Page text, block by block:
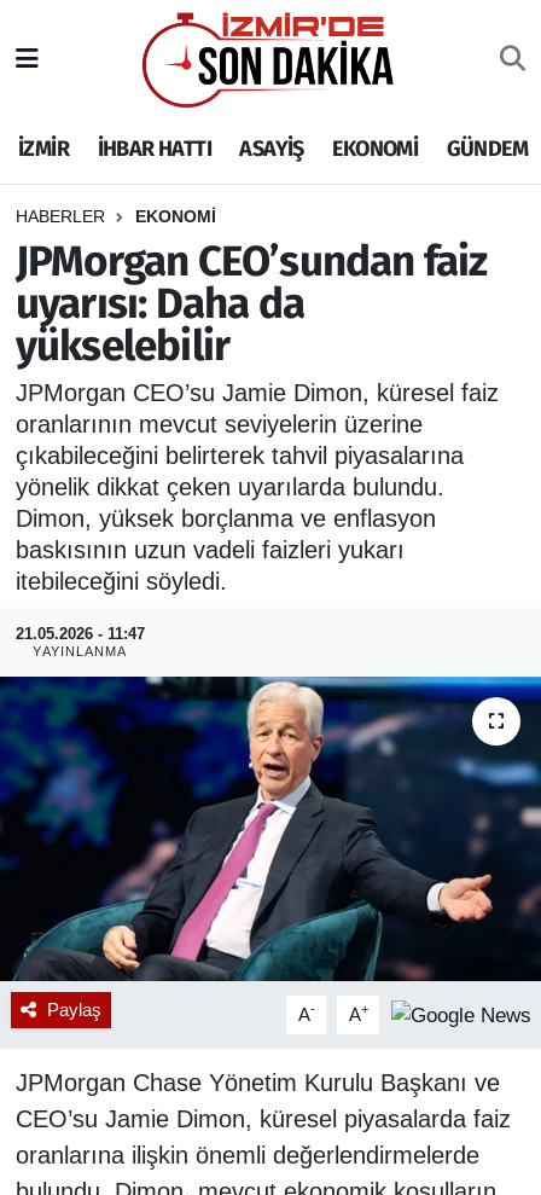
İZMİR İHBAR HATTI ASAYİŞ EKONOMİ GÜNDEM
HABERLER EKONOMİ
JPMorgan CEO’sundan faiz
uyarısı: Daha da
yükselebilir
JPMorgan CEO’su Jamie Dimon, küresel faiz
oranlarının mevcut seviyelerin üzerine
çıkabileceğini belirterek tahvil piyasalarına
yönelik dikkat çeken uyarılarda bulundu.
Dimon, yüksek borçlanma ve enflasyon
baskısının uzun vadeli faizleri yukarı
itebileceğini söyledi.
21.05.2026 - 11:47
YAYINLANMA
Paylaş A- A+
JPMorgan Chase Yönetim Kurulu Başkanı ve
CEO’su Jamie Dimon, küresel piyasalarda faiz
oranlarına ilişkin önemli değerlendirmelerde
İHBAR HATTI
DEPREM
GENEL
EKONOMİ
SİYASET
SPOR
ASAYİŞ
RESMİ REKLAM
İzmir Nöbetçi Eczaneler
İzmir Hava Durumu
İzmir Namaz Vakitleri
İzmir Trafik Yoğunluk Haritası
Puan Durumu ve Fikstür
Tüm Manşetler
Son Dakika Haberleri
Haber Arşivi